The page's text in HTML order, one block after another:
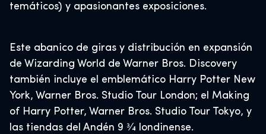
temáticos) y apasionantes exposiciones.
Este abanico de giras y distribución en expansión
de Wizarding World de Warner Bros. Discovery
también incluye el emblemático Harry Potter New
York, Warner Bros. Studio Tour London; el Making
of Harry Potter, Warner Bros. Studio Tour Tokyo, y
las tiendas del Andén 9 3⁄4 londinense.